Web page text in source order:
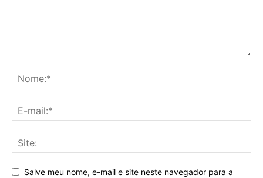
Salve meu nome, e-mail e site neste navegador para a